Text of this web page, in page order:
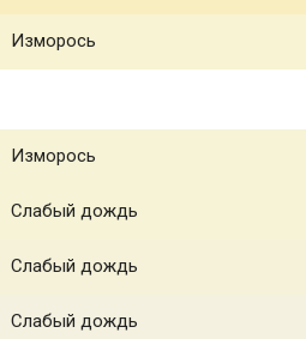
Изморось
Изморось
Слабый дождь
Слабый дождь
Слабый дождь